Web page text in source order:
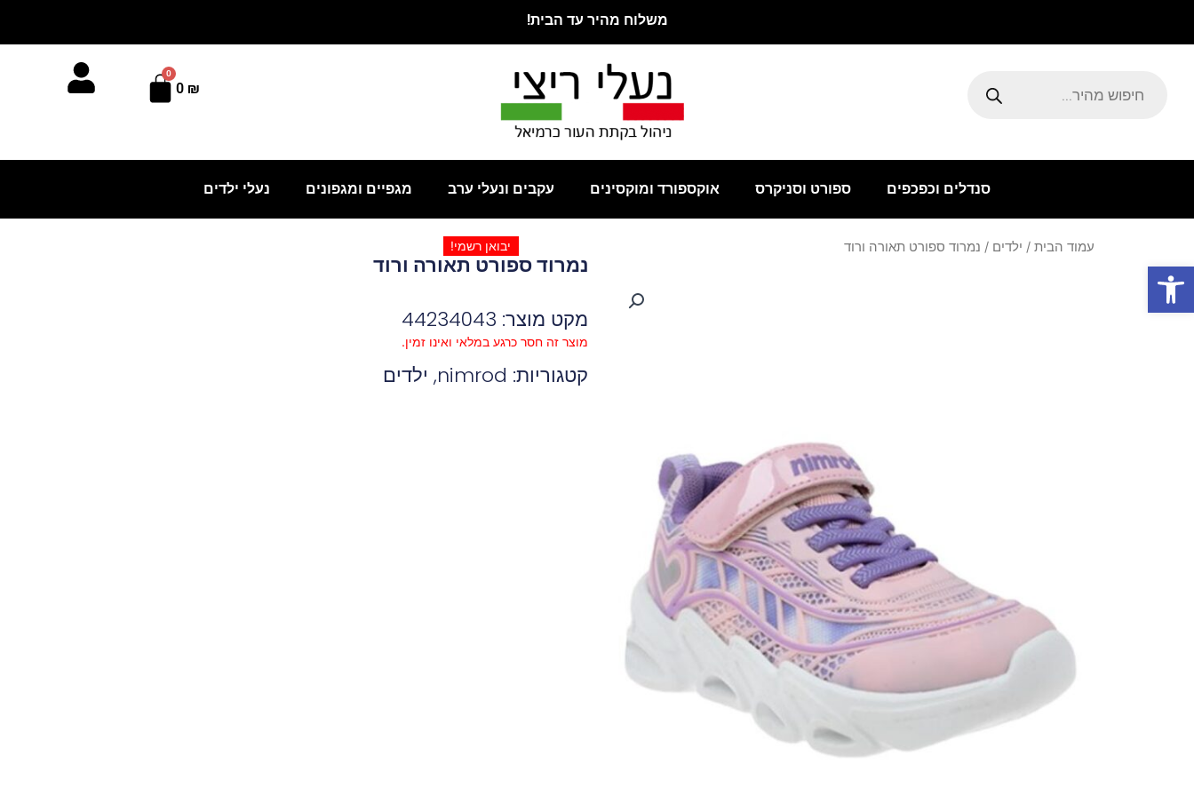
פתח סרגל נגישות
משלוח מהיר עד הבית!
0 ₪
0
עגלת
סנדלים וכפכפים ספורט וסניקרס אוקספורד ומוקסינים עקבים ונעלי ערב מגפיים ומגפונים נעלי ילדים
עמוד הבית / ילדים / נמרוד ספורט תאורה ורוד יבואן רשמי!
נמרוד ספורט תאורה ורוד
מקט מוצר: 44234043
מוצר זה חסר כרגע במלאי ואינו זמין.
קטגוריות: nimrod
, ילדים